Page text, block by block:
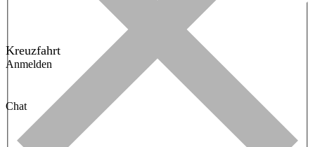
Kreuzfahrt
Anmelden
Chat